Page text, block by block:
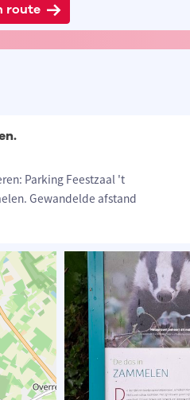
route
Parking Feestzaal 't
Gewandelde afstand